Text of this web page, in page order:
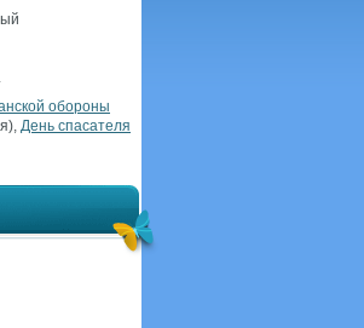
обороны
День спасателя